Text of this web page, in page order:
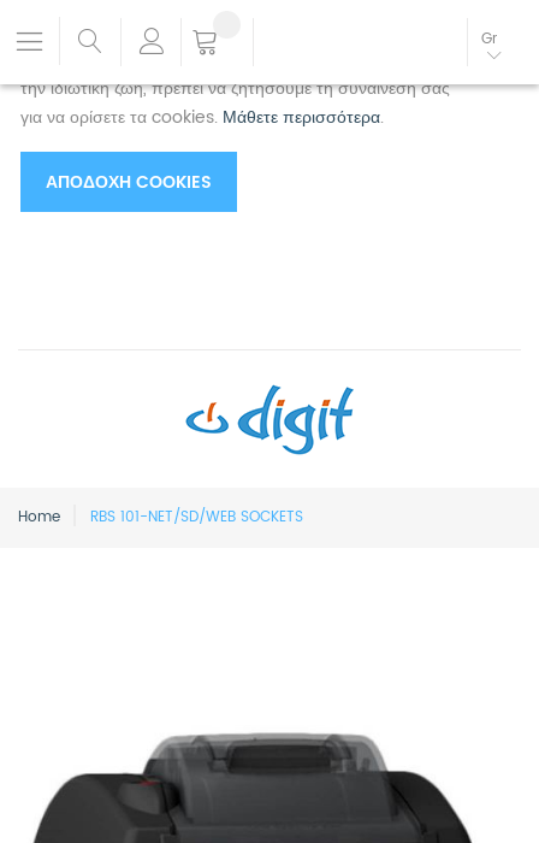
Χρησιμοποιούμε cookies για να βελτιώσουμε την
εμπειρία σας.
Για να συμμορφωθείτε με τη νέα οδηγία για
την ιδιωτική ζωή, πρέπει να ζητήσουμε τη συναίνεσή σας
για να ορίσετε τα cookies. Μάθετε περισσότερα.
ΑΠΟΔΟΧΉ COOKIES
Gr
Home RBS 101-NET/SD/WEB SOCKETS